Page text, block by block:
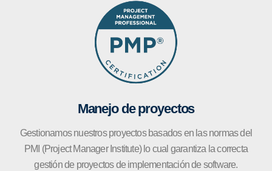
Manejo de proyectos
Gestionamos nuestros proyectos basados en las normas del
PMI (Project Manager Institute) lo cual garantiza la correcta
gestión de proyectos de implementación de software.